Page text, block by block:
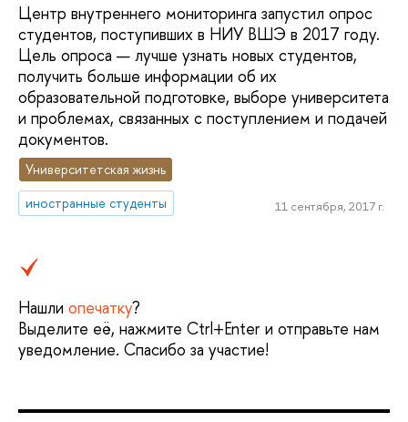
Центр внутреннего мониторинга запустил опрос
студентов, поступивших в НИУ ВШЭ в 2017 году.
Цель опроса — лучше узнать новых студентов,
получить больше информации об их
образовательной подготовке, выборе университета
и проблемах, связанных с поступлением и подачей
документов.
Университетская жизнь
иностранные студенты
11 сентября, 2017 г.
Нашли опечатку?
Выделите её, нажмите Ctrl+Enter и отправьте нам
уведомление. Спасибо за участие!